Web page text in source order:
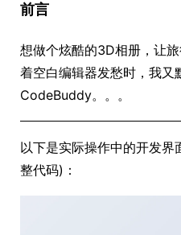
前言
想做个炫酷的3D相册，让
着空白编辑器发愁时，我又
CodeBuddy。。。
以下是实际操作中的开发
整代码)：